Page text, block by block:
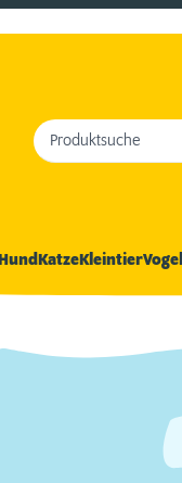
Produktsuche
HundKatzeKleintierVogel